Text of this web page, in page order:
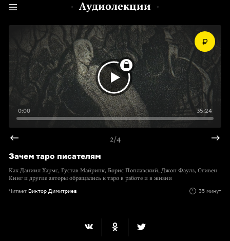
Аудиолекции
0:00 35:24
2/4
Зачем таро писателям
Как Даниил Хармс, Густав Майринк, Борис Поплавский, Джон Фаулз, Стивен
Кинг и другие авторы обращались к таро в работе и в жизни
Читает Виктор Димитриев 35 минут